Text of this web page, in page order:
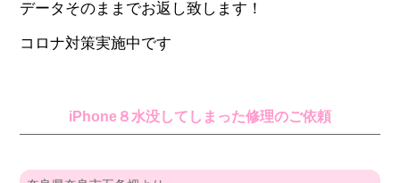
データそのままでお返し致します！
コロナ対策実施中です
iPhone８水没してしまった修理のご依頼